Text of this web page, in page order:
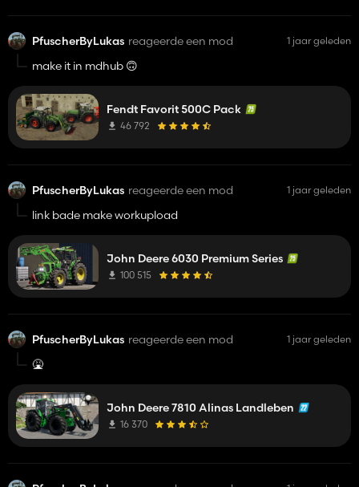
PfuscherByLukas reageerde een mod 1 jaar geleden
make it in mdhub 🙃
Fendt Favorit 500C Pack
46 792
PfuscherByLukas reageerde een mod 1 jaar geleden
link bade make workupload
John Deere 6030 Premium Series
100 515
PfuscherByLukas reageerde een mod 1 jaar geleden
🤮
John Deere 7810 Alinas Landleben
16 370